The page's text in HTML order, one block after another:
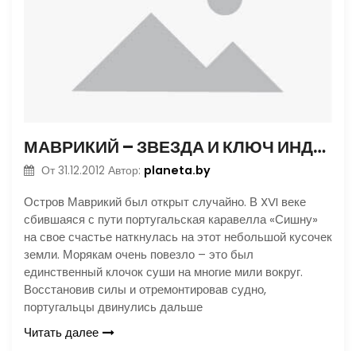
МАВРИКИЙ – ЗВЕЗДА И КЛЮЧ ИНДИЙСКОГО ОКЕАНА
От 31.12.2012 Автор: planeta.by
Остров Маврикий был открыт случайно. В XVI веке
сбившаяся с пути португальская каравелла «Сишну»
на свое счастье наткнулась на этот небольшой кусочек
земли. Морякам очень повезло – это был
единственный клочок суши на многие мили вокруг.
Восстановив силы и отремонтировав судно,
португальцы двинулись дальше
Читать далее